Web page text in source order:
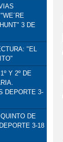
3 DE
"EL
Y 2º DE
DEPORTE 3-
DE
3-18